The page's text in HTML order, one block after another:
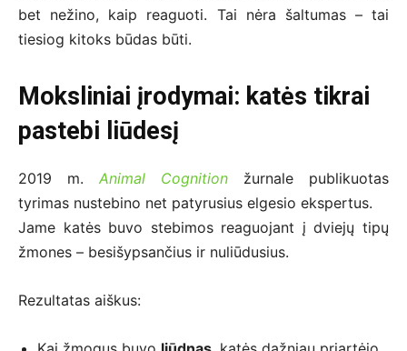
bet nežino, kaip reaguoti. Tai nėra šaltumas – tai
tiesiog kitoks būdas būti.
Moksliniai įrodymai: katės tikrai
pastebi liūdesį
2019 m. Animal Cognition žurnale publikuotas
tyrimas nustebino net patyrusius elgesio ekspertus.
Jame katės buvo stebimos reaguojant į dviejų tipų
žmones – besišypsančius ir nuliūdusius.
Rezultatas aiškus: